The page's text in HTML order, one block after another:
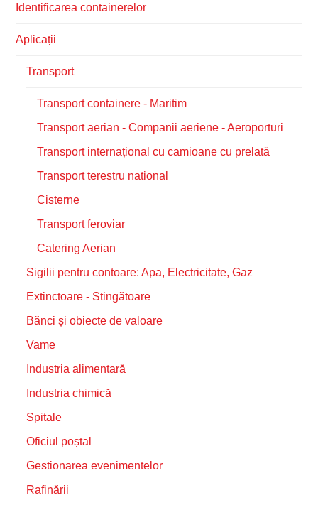
Identificarea containerelor
Aplicații
Transport
Transport containere - Maritim
Transport aerian - Companii aeriene - Aeroporturi
Transport internațional cu camioane cu prelată
Transport terestru national
Cisterne
Transport feroviar
Catering Aerian
Sigilii pentru contoare: Apa, Electricitate, Gaz
Extinctoare - Stingătoare
Bănci și obiecte de valoare
Vame
Industria alimentară
Industria chimică
Spitale
Oficiul poștal
Gestionarea evenimentelor
Rafinării